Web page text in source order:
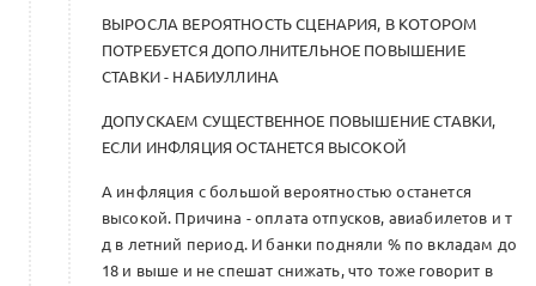
ВЫРОСЛА ВЕРОЯТНОСТЬ СЦЕНАРИЯ, В КОТОРОМ
ПОТРЕБУЕТСЯ ДОПОЛНИТЕЛЬНОЕ ПОВЫШЕНИЕ
СТАВКИ - НАБИУЛЛИНА
ДОПУСКАЕМ СУЩЕСТВЕННОЕ ПОВЫШЕНИЕ СТАВКИ,
ЕСЛИ ИНФЛЯЦИЯ ОСТАНЕТСЯ ВЫСОКОЙ
А инфляция с большой вероятностью останется
высокой. Причина - оплата отпусков, авиабилетов и т
д в летний период. И банки подняли % по вкладам до
18 и выше и не спешат снижать, что тоже говорит в